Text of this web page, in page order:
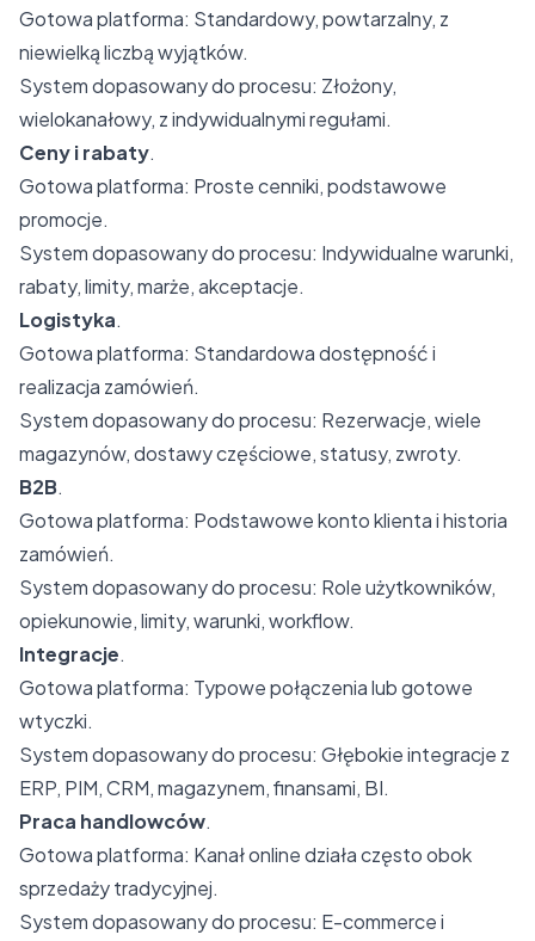
Gotowa platforma: Standardowy, powtarzalny, z
niewielką liczbą wyjątków.
System dopasowany do procesu: Złożony,
wielokanałowy, z indywidualnymi regułami.
Ceny i rabaty.
Gotowa platforma: Proste cenniki, podstawowe
promocje.
System dopasowany do procesu: Indywidualne warunki,
rabaty, limity, marże, akceptacje.
Logistyka.
Gotowa platforma: Standardowa dostępność i
realizacja zamówień.
System dopasowany do procesu: Rezerwacje, wiele
magazynów, dostawy częściowe, statusy, zwroty.
B2B.
Gotowa platforma: Podstawowe konto klienta i historia
zamówień.
System dopasowany do procesu: Role użytkowników,
opiekunowie, limity, warunki, workflow.
Integracje.
Gotowa platforma: Typowe połączenia lub gotowe
wtyczki.
System dopasowany do procesu: Głębokie integracje z
ERP, PIM, CRM, magazynem, finansami, BI.
Praca handlowców.
Gotowa platforma: Kanał online działa często obok
sprzedaży tradycyjnej.
System dopasowany do procesu: E-commerce i